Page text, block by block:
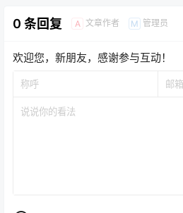
0 条回复 A 文章作者 M 管理员
欢迎您，新朋友，感谢参与互动！